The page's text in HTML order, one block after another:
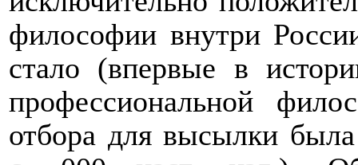
философии внутри
стало (впервые в
профессиональной
отбора для высылки